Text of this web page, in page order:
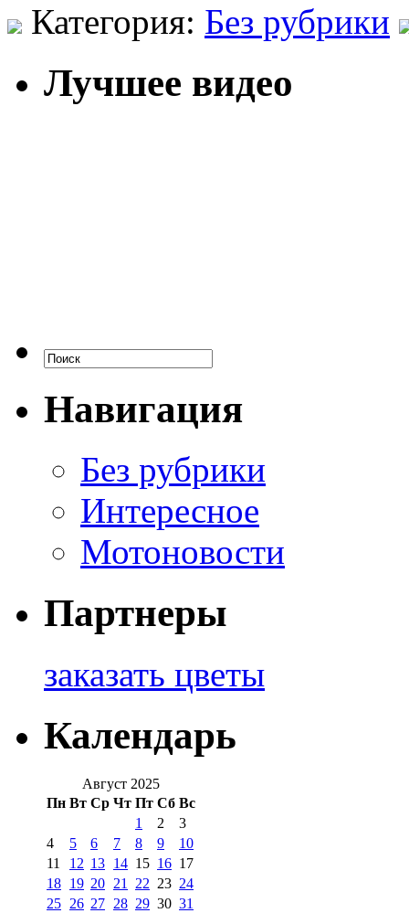
Категория: Без рубрики
Лучшее видео
Навигация
Без рубрики
Интересное
Мотоновости
Партнеры
заказать цветы
Календарь
Август 2025
Пн Вт Ср Чт Пт Сб Вс
1
2
3
4
5 6 7 8 9
10
11
12 13 14 15 16 17
18 19 20 21 22 23 24
25 26 27 28 29 30 31